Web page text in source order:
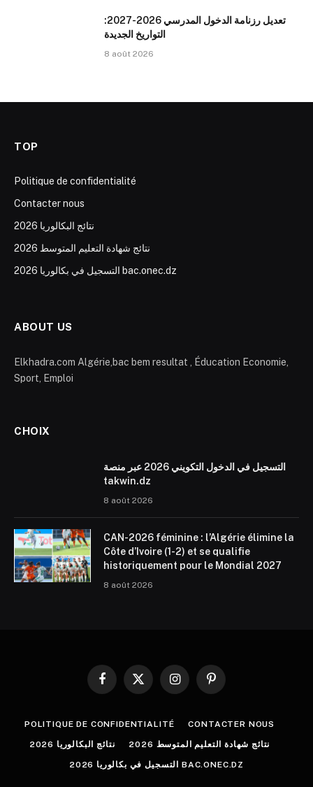
تعديل رزنامة الدخول المدرسي 2026-2027:
التواريخ الجديدة
8 août 2026
TOP
Politique de confidentialité
Contacter nous
نتائج البكالوريا 2026
نتائج شهادة التعليم المتوسط 2026
التسجيل في بكالوريا 2026 bac.onec.dz
ABOUT US
Elkhadra.com Algérie,bac bem resultat , Éducation Economie,
Sport, Emploi
CHOIX
التسجيل في الدخول التكويني 2026 عبر منصة
takwin.dz
8 août 2026
CAN-2026 féminine : l’Algérie élimine la
Côte d’Ivoire (1-2) et se qualifie
historiquement pour le Mondial 2027
8 août 2026
Facebook
X
InstagramPinterest
POLITIQUE DE CONFIDENTIALITÉ CONTACTER NOUS
نتائج البكالوريا 2026 نتائج شهادة التعليم المتوسط 2026
التسجيل في بكالوريا 2026 BAC.ONEC.DZ